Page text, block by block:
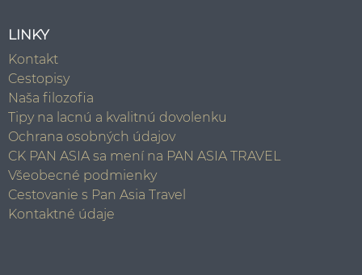
LINKY
Kontakt
Cestopisy
Naša filozofia
Tipy na lacnú a kvalitnú dovolenku
Ochrana osobných údajov
CK PAN ASIA sa mení na PAN ASIA TRAVEL
Všeobecné podmienky
Cestovanie s Pan Asia Travel
Kontaktné údaje